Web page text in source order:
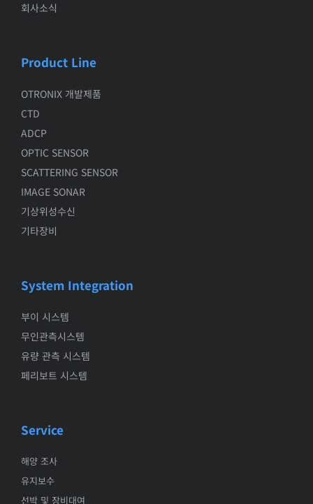
회사소식
Product Line
OTRONIX 개발제품
CTD
ADCP
OPTIC SENSOR
SCATTERING SENSOR
IMAGE SONAR
기상위성수신
기타장비
System Integration
부이 시스템
무인관측시스템
유량 관측 시스템
페리보트 시스템
Service
해양 조사
유지보수
선박 및 장비대여